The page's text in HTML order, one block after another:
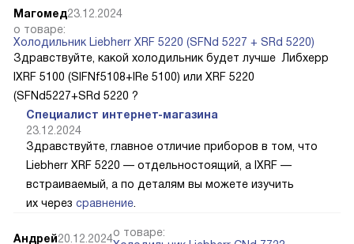
Магомед23.12.2024
о товаре:
Холодильник Liebherr XRF 5220 (SFNd 5227 + SRd 5220)
Здравствуйте, какой холодильник будет лучше Либхерр
IXRF 5100 (SIFNf5108+IRe 5100) или XRF 5220
(SFNd5227+SRd 5220 ?
Специалист интернет-магазина
23.12.2024
Здравствуйте, главное отличие приборов в том, что
Liebherr XRF 5220 — отдельностоящий, а IXRF —
встраиваемый, а по деталям вы можете изучить
их через сравнение
Андрей20.12.2024о товаре: